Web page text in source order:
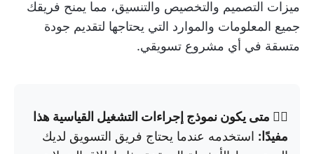
ميزات التصميم والتخصيص والتنسيق، مما يمنح فريقك
جميع المعلومات والموارد التي يحتاجها لتقديم جودة
متسقة في أي مشروع تسويقي.
👉🏼 متى يكون نموذج إجراءات التشغيل القياسية هذا
مفيدًا: استخدمه عندما يحتاج فريق التسويق لديك